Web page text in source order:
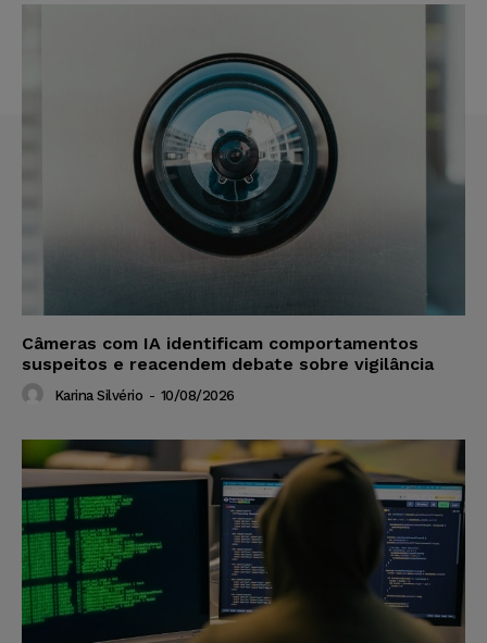
Câmeras com IA identificam comportamentos
suspeitos e reacendem debate sobre vigilância
Karina Silvério - 10/08/2026